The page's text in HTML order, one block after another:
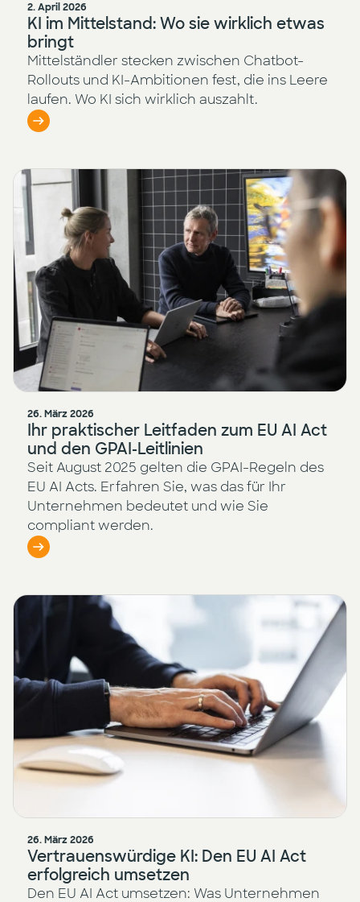
2. April 2026
KI im Mittelstand: Wo sie wirklich etwas
bringt
Mittelständler stecken zwischen Chatbot-
Rollouts und KI-Ambitionen fest, die ins Leere
laufen. Wo KI sich wirklich auszahlt.
26. März 2026
Ihr praktischer Leitfaden zum EU AI Act
und den GPAI-Leitlinien
Seit August 2025 gelten die GPAI-Regeln des
EU AI Acts. Erfahren Sie, was das für Ihr
Unternehmen bedeutet und wie Sie
compliant werden.
26. März 2026
Vertrauenswürdige KI: Den EU AI Act
erfolgreich umsetzen
Den EU AI Act umsetzen: Was Unternehmen